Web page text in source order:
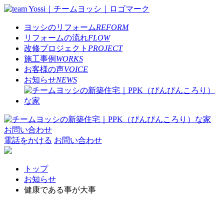
ヨッシのリフォームREFORM
リフォームの流れFLOW
改修プロジェクト PROJECT
施工事例 WORKS
お客様の声VOICE
お知らせNEWS
お問い合わせ
電話をかける お問い合わせ
トップ
お知らせ
健康である事が大事